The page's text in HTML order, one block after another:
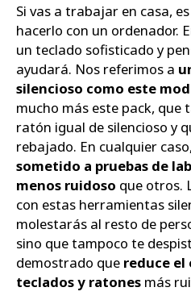
Si vas a trabajar en casa,
hacerlo con un ordenador.
un teclado sofisticado y
ayudará. Nos referimos a
silencioso como este
mucho más este pack, que
ratón igual de silencioso y
rebajado. En cualquier caso,
sometido a pruebas de
menos ruidoso que otros.
con estas herramientas
molestarás al resto de
sino que tampoco te
demostrado que reduce
teclados y ratones más